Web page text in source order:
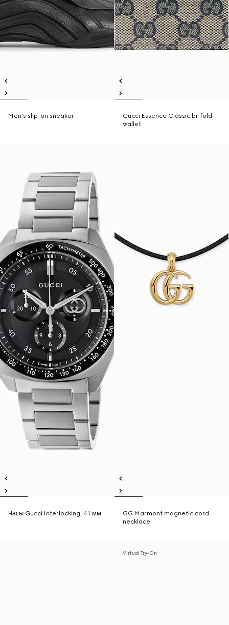
Men's slip-on sneaker
Gucci Essence Classic bi-fold
wallet
Часы Gucci Interlocking, 41 мм
GG Marmont magnetic cord
necklace
Virtual Try-On